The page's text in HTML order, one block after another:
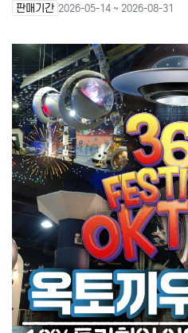
판매기간 2026-05-14 ~ 2026-08-31